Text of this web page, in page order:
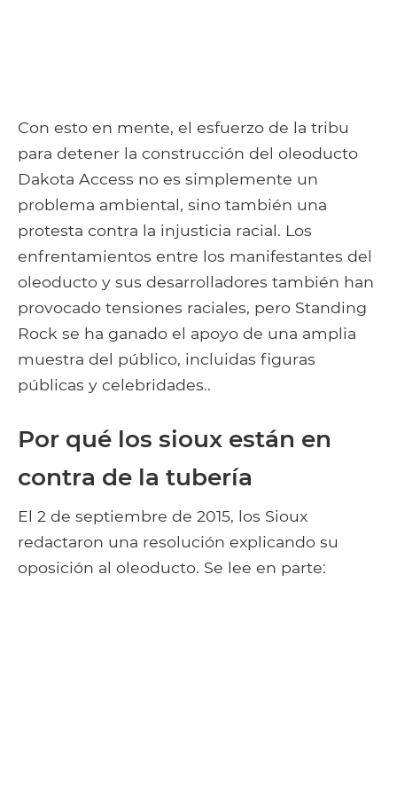
Con esto en mente, el esfuerzo de la tribu
para detener la construcción del oleoducto
Dakota Access no es simplemente un
problema ambiental, sino también una
protesta contra la injusticia racial. Los
enfrentamientos entre los manifestantes del
oleoducto y sus desarrolladores también han
provocado tensiones raciales, pero Standing
Rock se ha ganado el apoyo de una amplia
muestra del público, incluidas figuras
públicas y celebridades..
Por qué los sioux están en
contra de la tubería
El 2 de septiembre de 2015, los Sioux
redactaron una resolución explicando su
oposición al oleoducto. Se lee en parte: